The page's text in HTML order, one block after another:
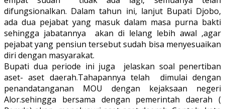
difungsionalkan. Dalam tahun ini, lanjut Bupati Djobo,
ada dua pejabat yang masuk dalam masa purna bakti
sehingga jabatannya akan di lelang lebih awal ,agar
pejabat yang pensiun tersebut sudah bisa menyesuaikan
diri dengan masyarakat.
Bupati dua periode ini juga jelaskan soal penertiban
aset- aset daerah.Tahapannya telah dimulai dengan
penandatanganan MOU dengan kejaksaan negeri
Alor.sehingga bersama dengan pemerintah daerah (